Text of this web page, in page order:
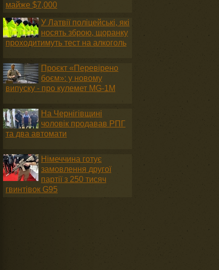
майже $7,000
У Латвії поліцейські, які
носять зброю, щоранку
проходитимуть тест на алкоголь
Проєкт «Перевірено
боєм»: у новому
випуску - про кулемет MG-1М
На Чернігівщині
чоловік продавав РПГ
та два автомати
Німеччина готує
замовлення другої
партії з 250 тисяч
гвинтівок G95